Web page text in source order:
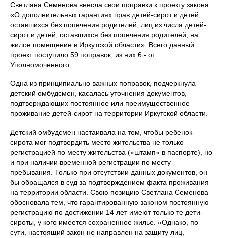
Светлана Семенова внесла свои поправки к проекту закона
«О дополнительных гарантиях прав детей-сирот и детей,
оставшихся без попечения родителей, лиц из числа детей-
сирот и детей, оставшихся без попечения родителей, на
жилое помещение в Иркутской области». Всего данный
проект поступило 59 поправок, из них 6 - от
Уполномоченного.
Одна из принципиально важных поправок, подчеркнула
детский омбудсмен, касалась уточнения документов,
подтверждающих постоянное или преимущественное
проживание детей-сирот на территории Иркутской области.
Детский омбудсмен настаивала на том, чтобы ребенок-
сирота мог подтвердить место жительства не только
регистрацией по месту жительства («штамп» в паспорте), но
и при наличии временной регистрации по месту
пребывания. Только при отсутствии данных документов, он
бы обращался в суд за подтверждением факта проживания
на территории области. Свою позицию Светлана Семенова
обосновала тем, что гарантированную законом постоянную
регистрацию по достижении 14 лет имеют только те дети-
сироты, у кого имеется сохраненное жилье. «Однако, по
сути, настоящий закон не направлен на защиту лиц,